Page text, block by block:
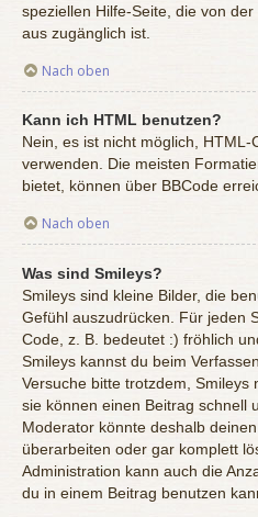
speziellen Hilfe-Seite, die von
aus zugänglich ist.
Nach oben
Kann ich HTML benutzen?
Nein, es ist nicht möglich, HTML-
verwenden. Die meisten
bietet, können über BBCode
Nach oben
Was sind Smileys?
Smileys sind kleine Bilder, die
Gefühl auszudrücken. Für jeden
Code, z. B. bedeutet :) fröhlich
Smileys kannst du beim
Versuche bitte trotzdem, Smileys
sie können einen Beitrag schnell
Moderator könnte deshalb
überarbeiten oder gar komplett
Administration kann auch die
du in einem Beitrag benutzen